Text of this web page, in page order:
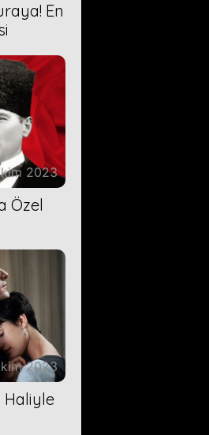
En
2023
Özel
2023
Haliyle